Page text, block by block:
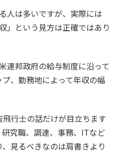
人は多いですが、実際には
」という見方は正確ではあり
連邦政府の給与制度に沿って
、勤務地によって年収の幅
行士の話だけが目立ちます
究職、調達、事務、ITなど
見るべきなのは肩書きより